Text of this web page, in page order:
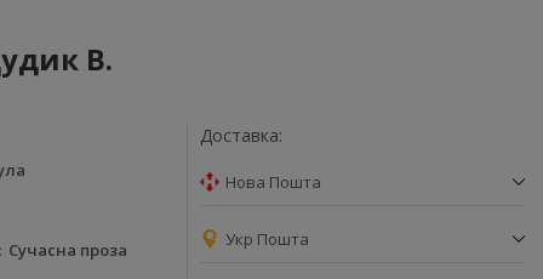
В.
Сучасна проза
Доставка:
Нова Пошта
Укр Пошта